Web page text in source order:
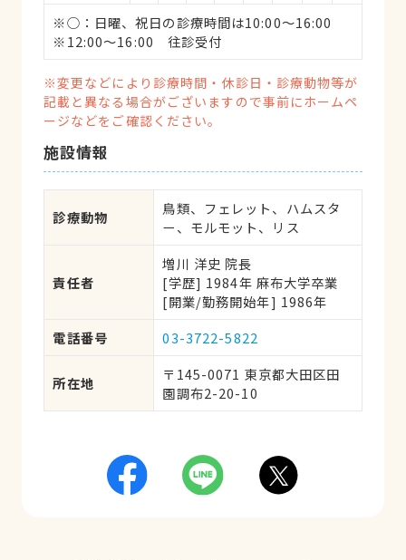
※○：日曜、祝日の診療時間は10:00〜16:00
※12:00〜16:00 往診受付
※変更などにより診療時間・休診日・診療動物等が
記載と異なる場合がございますので事前にホームペ
ージなどをご確認ください。
施設情報
診療動物
鳥類、フェレット、ハムスタ
ー、モルモット、リス
責任者
増川 洋史 院長
[学歴] 1984年 麻布大学卒業
[開業/勤務開始年] 1986年
電話番号
03-3722-5822
所在地
〒145-0071 東京都大田区田
園調布2-20-10